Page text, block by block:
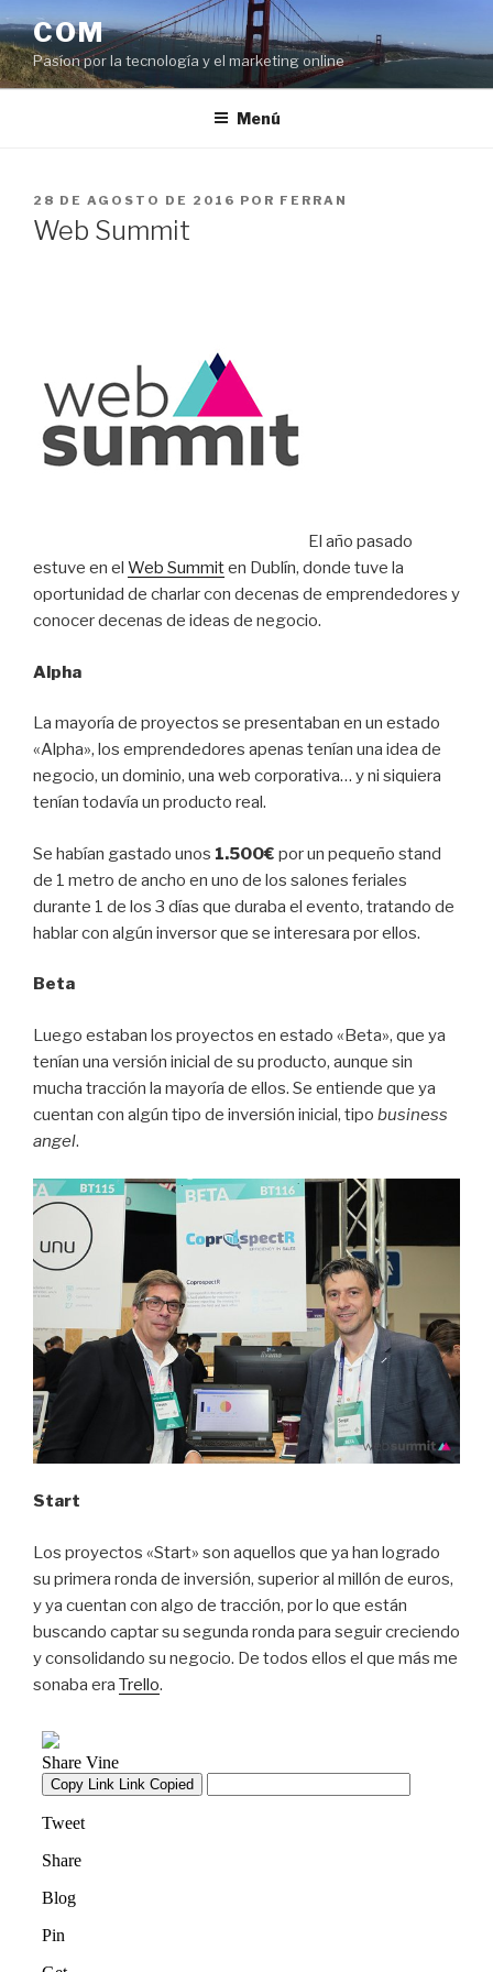
al
contenido
COM
Pasíon por la tecnología y el marketing online
Menú
PUBLICADO
EL
28 DE AGOSTO DE 2016 POR FERRAN
Web Summit
El año pasado
estuve en el Web Summiten Dublín, donde tuve la
oportunidad de charlar con decenas de emprendedores y
conocer decenas de ideas de negocio.
Alpha
La mayoría de proyectos se presentaban en un estado
«Alpha», los emprendedores apenas tenían una idea de
negocio, un dominio, una web corporativa… y ni siquiera
tenían todavía un producto real.
Se habían gastado unos 1.500€ por un pequeño stand
de 1 metro de ancho en uno de los salones feriales
durante 1 de los 3 días que duraba el evento, tratando de
hablar con algún inversor que se interesara por ellos.
Beta
Luego estaban los proyectos en estado «Beta», que ya
tenían una versión inicial de su producto, aunque sin
mucha tracción la mayoría de ellos. Se entiende que ya
cuentan con algún tipo de inversión inicial, tipo business
angel.
Start
Los proyectos «Start» son aquellos que ya han logrado
su primera ronda de inversión, superior al millón de euros,
y ya cuentan con algo de tracción, por lo que están
buscando captar su segunda ronda para seguir creciendo
y consolidando su negocio. De todos ellos el que más me
sonaba era Trello.